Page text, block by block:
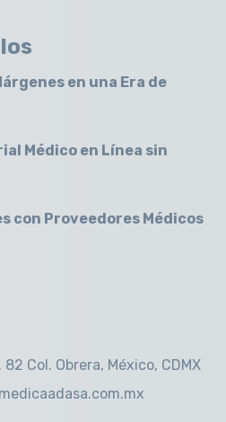
en una Era de
Médico en Línea sin
con Proveedores Médicos
Col. Obrera, México, CDMX